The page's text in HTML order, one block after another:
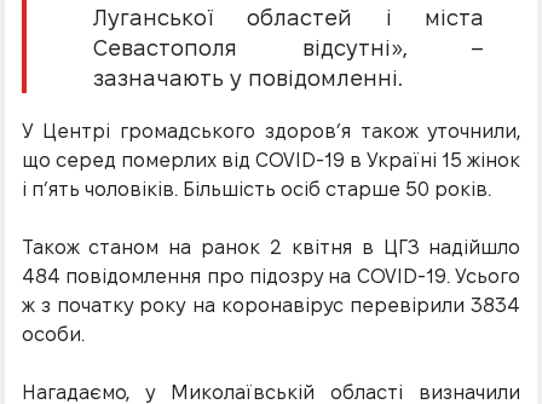
Луганської областей і міста
Севастополя відсутні», –
зазначають у повідомленні.
У Центрі громадського здоров’я також уточнили,
що серед померлих від COVID-19 в Україні 15 жінок
і п’ять чоловіків. Більшість осіб старше 50 років.
Також станом на ранок 2 квітня в ЦГЗ надійшло
484 повідомлення про підозру на COVID-19. Усього
ж з початку року на коронавірус перевірили 3834
особи.
Нагадаємо, у Миколаївській області визначили